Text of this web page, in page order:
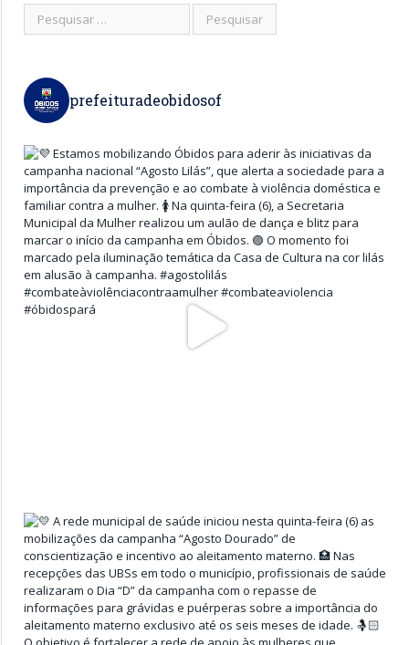
prefeituradeobidosof